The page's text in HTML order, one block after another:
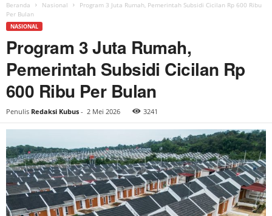
Beranda Nasional
Program 3 Juta Rumah, Pemerintah Subsidi Cicilan Rp 600 Ribu
Per Bulan
NASIONAL
Program 3 Juta Rumah,
Pemerintah Subsidi Cicilan Rp
600 Ribu Per Bulan
Penulis Redaksi Kubus - 2 Mei 2026 3241